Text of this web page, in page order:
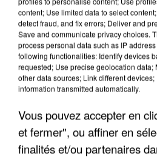
UN SECOND CADRE DE LA
INTERPELLÉ EN ALGÉRIE
content; Use limited data to select
detect fraud, and fix errors; Deliver and
Save and communicate privacy choices.
process personal data such as IP
following functionalities: Identify devices
requested; Use precise geolocation data;
other data sources; Link different
information transmitted automatically.
Vous pouvez accepter en
et fermer", ou affiner en
finalités et/ou partenaires